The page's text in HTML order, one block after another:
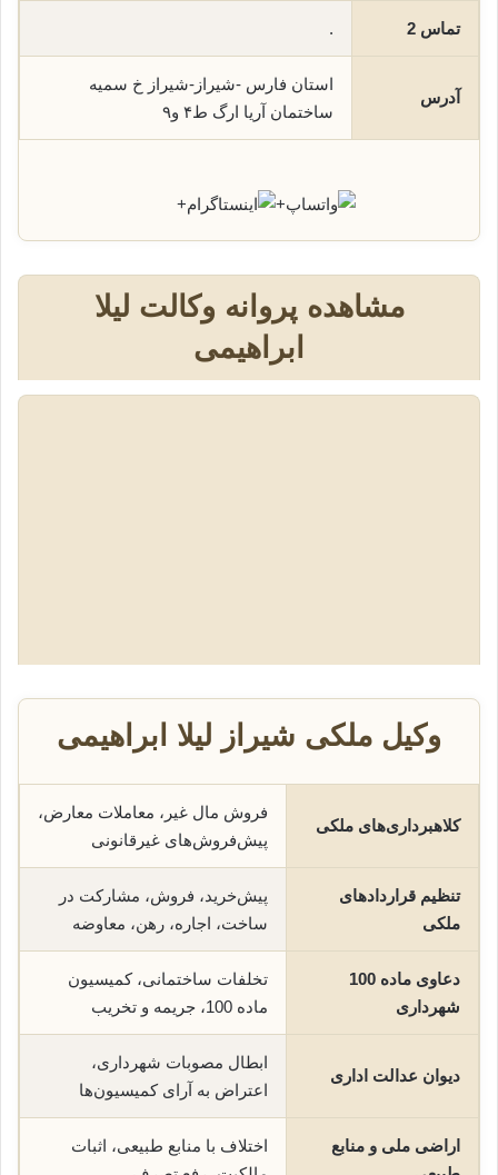
تماس 2 .
آدرس
استان فارس -شیراز-شیراز خ سمیه
ساختمان آریا ارگ ط۴ و۹
+
+
مشاهده پروانه وکالت لیلا
ابراهیمی
وکیل ملکی شیراز لیلا ابراهیمی
کلاهبرداری‌های ملکی
فروش مال غیر، معاملات معارض،
پیش‌فروش‌های غیرقانونی
تنظیم قراردادهای
ملکی
پیش‌خرید، فروش، مشارکت در
ساخت، اجاره، رهن، معاوضه
دعاوی ماده 100
شهرداری
تخلفات ساختمانی، کمیسیون
ماده 100، جریمه و تخریب
دیوان عدالت اداری
ابطال مصوبات شهرداری،
اعتراض به آرای کمیسیون‌ها
اراضی ملی و منابع
اختلاف با منابع طبیعی، اثبات